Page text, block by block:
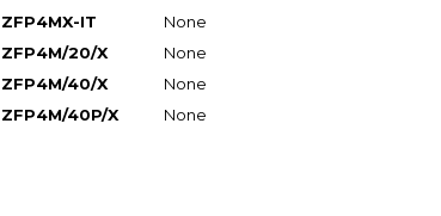
ZFP4MX-IT
None
ZFP4M/20/X
None
ZFP4M/40/X
None
ZFP4M/40P/X
None